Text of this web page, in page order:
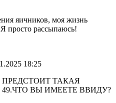
яичников, моя жизнь
просто рассыпаюсь!
18:25
ПРЕДСТОИТ ТАКАЯ
ВЫ ИМЕЕТЕ ВВИДУ?